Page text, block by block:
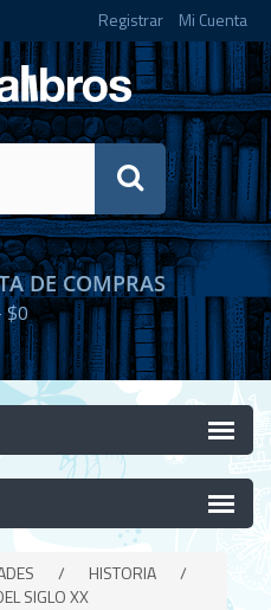
Registrar Mi Cuenta
DE COMPRAS
$0
/ HISTORIA
/
SIGLO XX